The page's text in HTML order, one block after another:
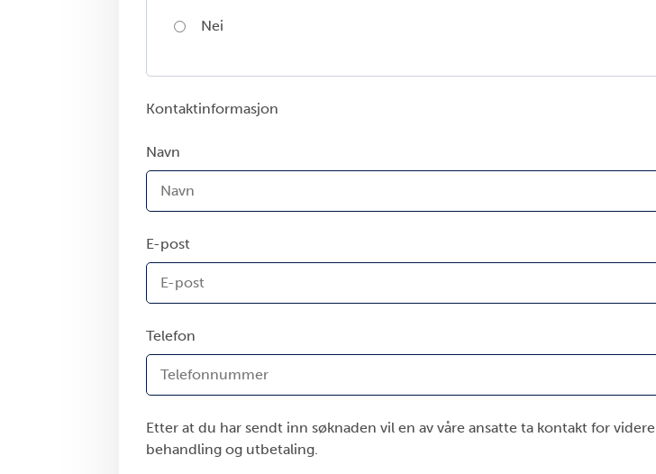
Nei
Kontaktinformasjon
Navn
E-post
Telefon
Etter at du har sendt inn søknaden vil en av våre ansatte ta kontakt for videre
behandling og utbetaling.